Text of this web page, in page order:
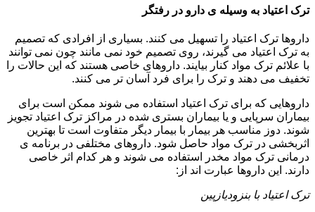
ترک اعتیاد به وسیله ی دارو در رفتگر
داروها ترک اعتیاد را تسهیل می کنند. بسیاری از افرادی که تصمیم
به ترک اعتیاد می گیرند، روی تصمیم خود نمی مانند چون نمی توانند
با علائم ترک مواد کنار بیایند. داروهای خاصی هستند که این حالات را
تخفیف می دهند و ترک را برای فرد آسان تر می کنند.
داروهایی که برای ترک اعتیاد استفاده می شوند ممکن است برای
بیماران سرپایی و یا بیماران بستری شده در مراکز ترک اعتیاد تجویز
شوند. دوز مناسب هر بیمار با بیمار دیگر متفاوت است تا بهترین
اثربخشی در ترک مواد حاصل شود. داروهای مختلفی در برنامه ی
درمانی ترک مواد مخدر استفاده می شوند و هر کدام اثر خاصی
دارند. این داروها عبارت اند از:
ترک اعتیاد با بنزودیازپین